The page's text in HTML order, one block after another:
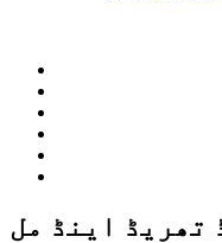
تھریڈ اینڈ مل